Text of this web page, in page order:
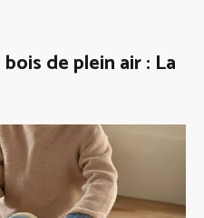
de plein air : La